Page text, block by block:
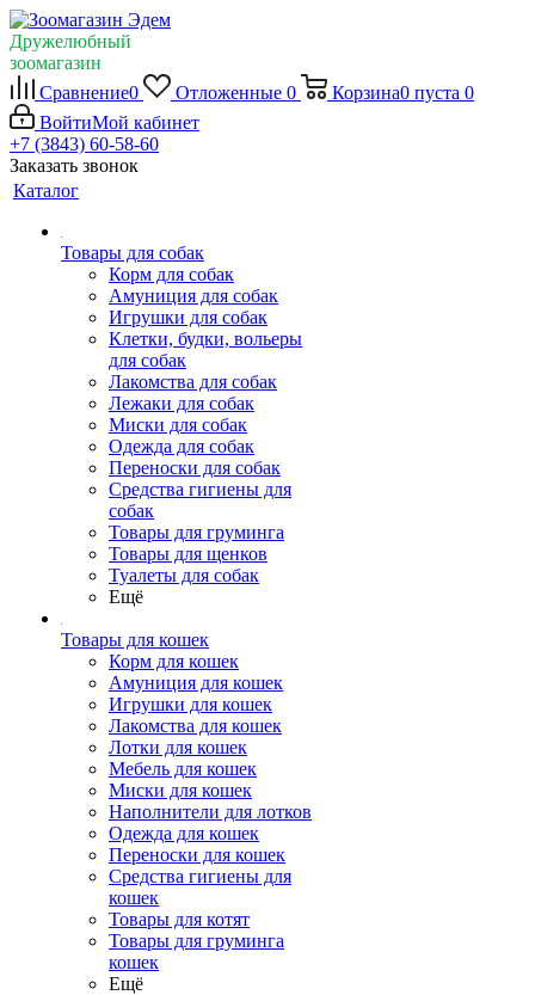
Дружелюбный
зоомагазин
Сравнение0 Отложенные 0 Корзина0 пуста 0
ВойтиМой кабинет
+7 (3843) 60-58-60
Заказать звонок
Каталог
Товары для собак
Корм для собак
Амуниция для собак
Игрушки для собак
Клетки, будки, вольеры
для собак
Лакомства для собак
Лежаки для собак
Миски для собак
Одежда для собак
Переноски для собак
Средства гигиены для
собак
Товары для груминга
Товары для щенков
Туалеты для собак
Ещё
Товары для кошек
Корм для кошек
Амуниция для кошек
Игрушки для кошек
Лакомства для кошек
Лотки для кошек
Мебель для кошек
Миски для кошек
Наполнители для лотков
Одежда для кошек
Переноски для кошек
Средства гигиены для
кошек
Товары для котят
Товары для груминга
кошек
Ещё